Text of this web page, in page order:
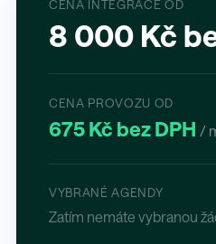
CENA INTEGRACE OD
8 000 Kč
CENA PROVOZU OD
675 Kč bez DPH /
VYBRANÉ AGENDY
Zatím nemáte vybranou